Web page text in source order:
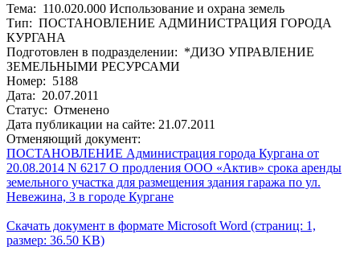
Тема: 110.020.000 Использование и охрана земель
Тип: ПОСТАНОВЛЕНИЕ АДМИНИСТРАЦИЯ ГОРОДА
КУРГАНА
Подготовлен в подразделении: *ДИЗО УПРАВЛЕНИЕ
ЗЕМЕЛЬНЫМИ РЕСУРСАМИ
Номер: 5188
Дата: 20.07.2011
Статус: Отменено
Дата публикации на сайте: 21.07.2011
Отменяющий документ:
ПОСТАНОВЛЕНИЕ Администрация города Кургана от
20.08.2014 N 6217 О продления ООО «Актив» срока аренды
земельного участка для размещения здания гаража по ул.
Невежина, 3 в городе Кургане
Скачать документ в формате Microsoft Word (страниц: 1,
размер: 36.50 KB)